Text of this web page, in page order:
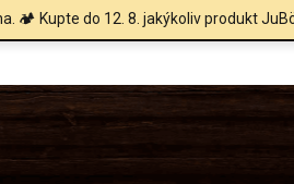
🏕️ Kupte do 12. 8. jakýkoliv produkt